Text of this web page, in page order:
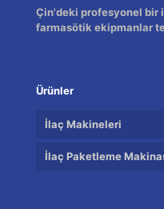
Çin'deki profesyonel bir
farmasötik ekipmanlar
Ürünler
İlaç Makineleri
İlaç Paketleme